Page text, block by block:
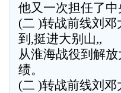
他又一次担任了
(二 )转战前线刘
到,挺进大别山,,
从淮海战役到解
绩。
(二 )转战前线刘